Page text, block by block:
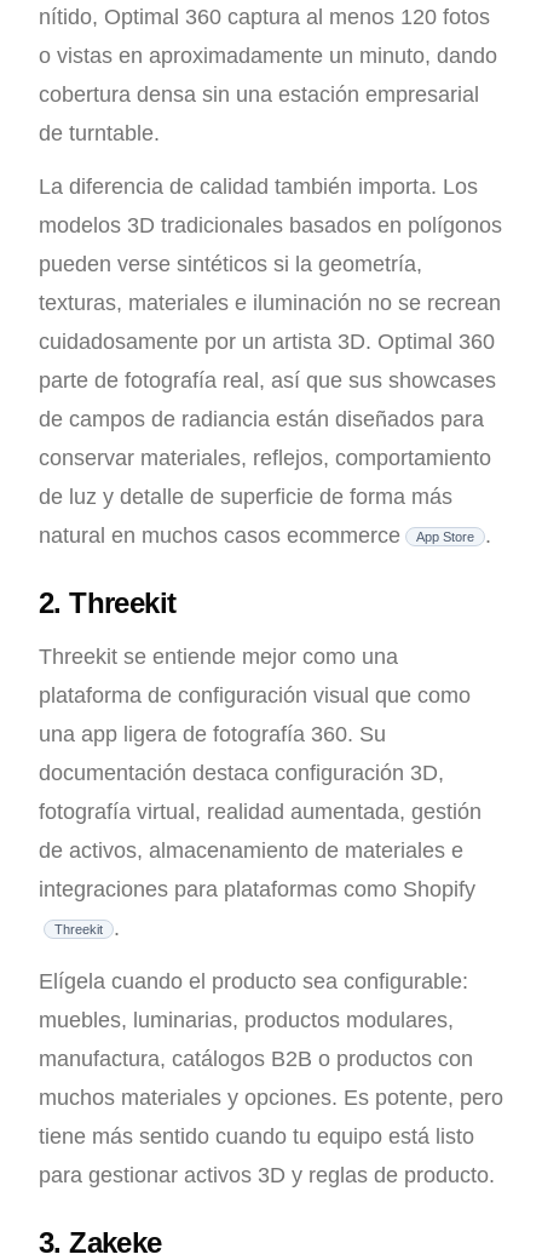
nítido, Optimal 360 captura al menos 120 fotos
o vistas en aproximadamente un minuto, dando
cobertura densa sin una estación empresarial
de turntable.
La diferencia de calidad también importa. Los
modelos 3D tradicionales basados en polígonos
pueden verse sintéticos si la geometría,
texturas, materiales e iluminación no se recrean
cuidadosamente por un artista 3D. Optimal 360
parte de fotografía real, así que sus showcases
de campos de radiancia están diseñados para
conservar materiales, reflejos, comportamiento
de luz y detalle de superficie de forma más
natural en muchos casos ecommerce
App Store .
2. Threekit
Threekit se entiende mejor como una
plataforma de configuración visual que como
una app ligera de fotografía 360. Su
documentación destaca configuración 3D,
fotografía virtual, realidad aumentada, gestión
de activos, almacenamiento de materiales e
integraciones para plataformas como Shopify
Threekit .
Elígela cuando el producto sea configurable:
muebles, luminarias, productos modulares,
manufactura, catálogos B2B o productos con
muchos materiales y opciones. Es potente, pero
tiene más sentido cuando tu equipo está listo
para gestionar activos 3D y reglas de producto.
3. Zakeke